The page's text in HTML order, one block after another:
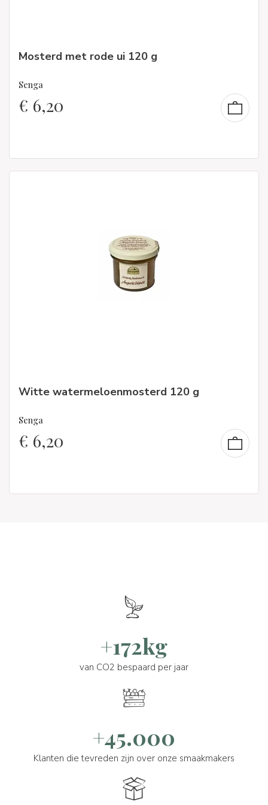
Mosterd met rode ui 120 g
Senga
€ 6,20
Witte watermeloenmosterd 120 g
Senga
€ 6,20
+172kg
van CO2 bespaard per jaar
+45.000
Klanten die tevreden zijn over onze smaakmakers